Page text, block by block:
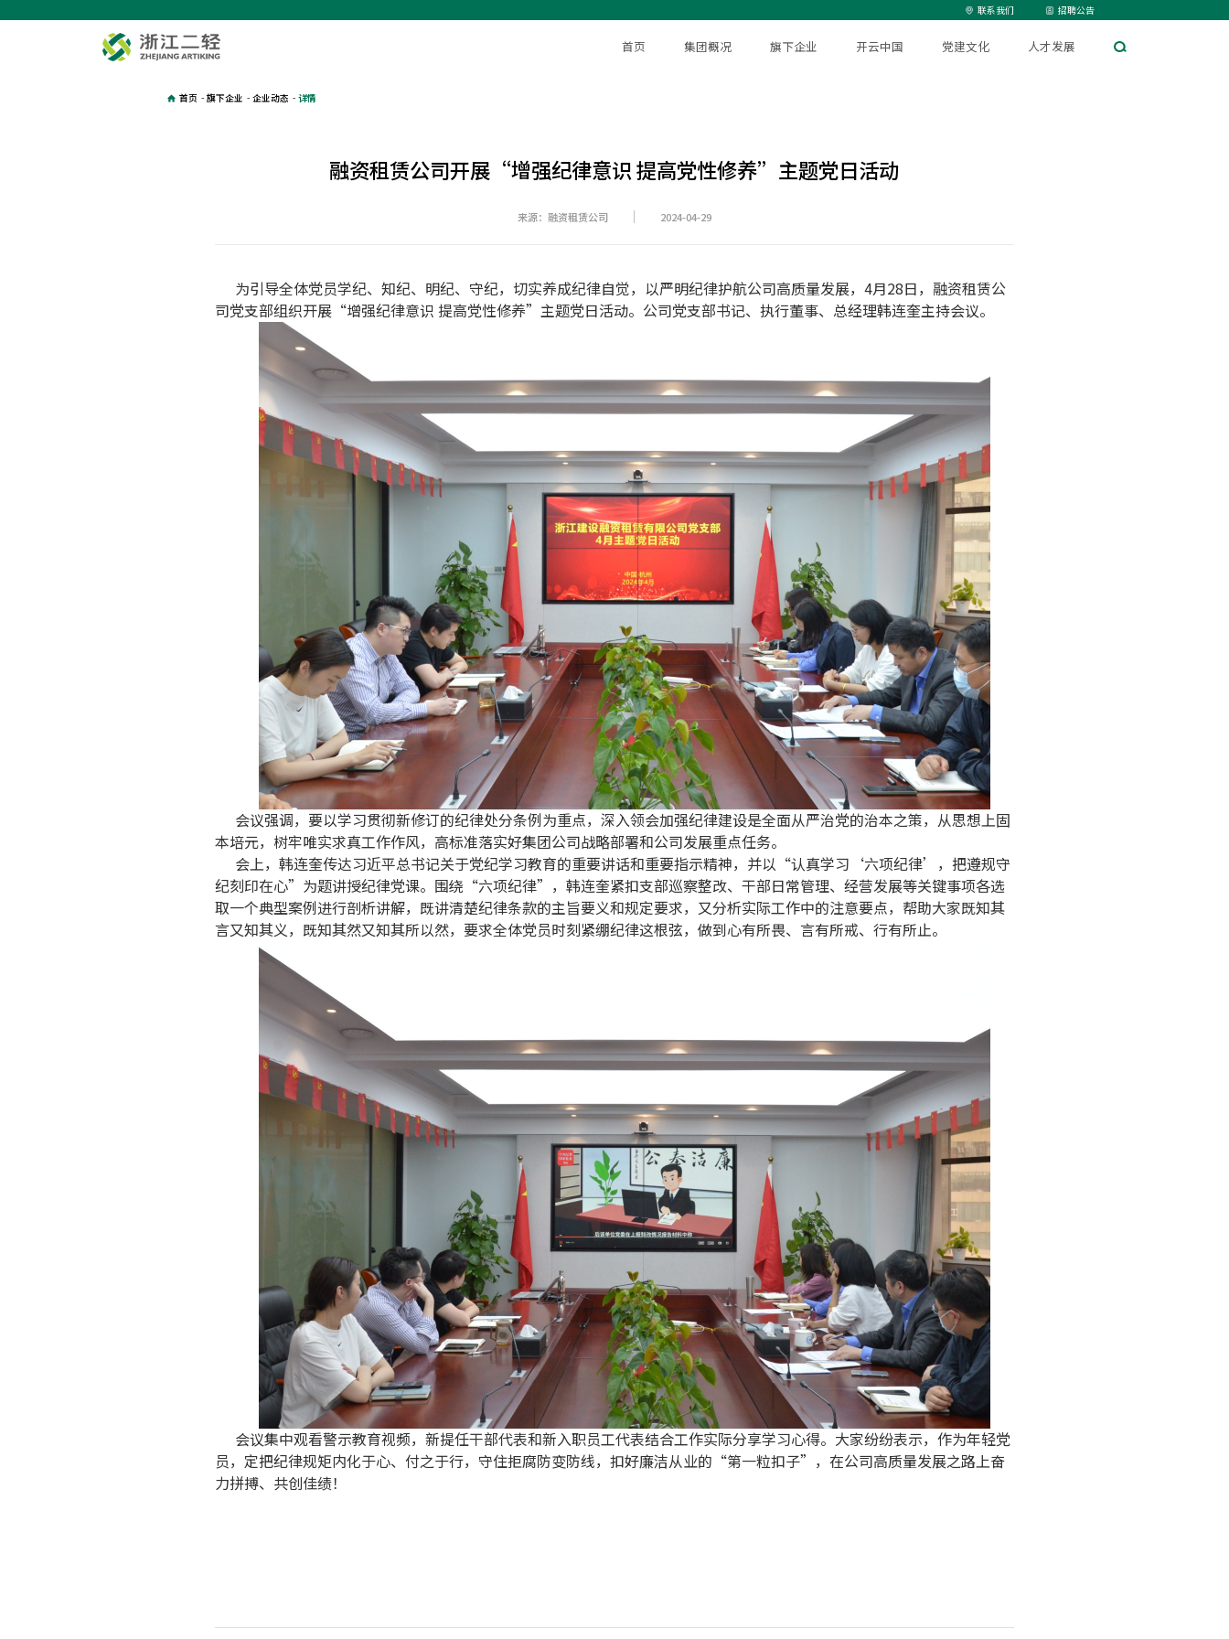
联系我们 招聘公告
首页 集团概况 旗下企业 开云中国 党建文化 人才发展
首页 - 旗下企业 - 企业动态 - 详情
融资租赁公司开展“增强纪律意识 提高党性修养”主题党日活动
来源：融资租赁公司 2024-04-29
为引导全体党员学纪、知纪、明纪、守纪，切实养成纪律自觉，以严明纪律护航公司高质量发展，4月28日，融资租赁公
司党支部组织开展“增强纪律意识 提高党性修养”主题党日活动。公司党支部书记、执行董事、总经理韩连奎主持会议。
会议强调，要以学习贯彻新修订的纪律处分条例为重点，深入领会加强纪律建设是全面从严治党的治本之策，从思想上固
本培元，树牢唯实求真工作作风，高标准落实好集团公司战略部署和公司发展重点任务。
会上，韩连奎传达习近平总书记关于党纪学习教育的重要讲话和重要指示精神，并以“认真学习‘六项纪律’，把遵规守
纪刻印在心”为题讲授纪律党课。围绕“六项纪律”，韩连奎紧扣支部巡察整改、干部日常管理、经营发展等关键事项各选
取一个典型案例进行剖析讲解，既讲清楚纪律条款的主旨要义和规定要求，又分析实际工作中的注意要点，帮助大家既知其
言又知其义，既知其然又知其所以然，要求全体党员时刻紧绷纪律这根弦，做到心有所畏、言有所戒、行有所止。
会议集中观看警示教育视频，新提任干部代表和新入职员工代表结合工作实际分享学习心得。大家纷纷表示，作为年轻党
员，定把纪律规矩内化于心、付之于行，守住拒腐防变防线，扣好廉洁从业的“第一粒扣子”，在公司高质量发展之路上奋
力拼搏、共创佳绩！